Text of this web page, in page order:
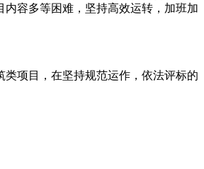
容多等困难，坚持高效运转，加班加
项目，在坚持规范运作，依法评标的